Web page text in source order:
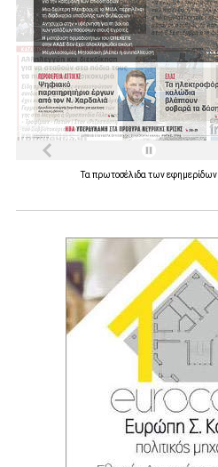
Τα πρωτοσέλιδα τωνεφημερίδων